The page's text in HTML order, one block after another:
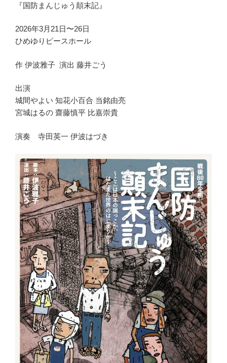
『国防まんじゅう顛末記』
2026年3月21日〜26日
ひめゆりピースホール
作 伊波雅子 演出 藤井ごう
出演
城間やよい 知花小百合 当銘由亮
宮城はるの 齋藤慎平 比嘉崇貴
演奏 寺田英一 伊波はづき